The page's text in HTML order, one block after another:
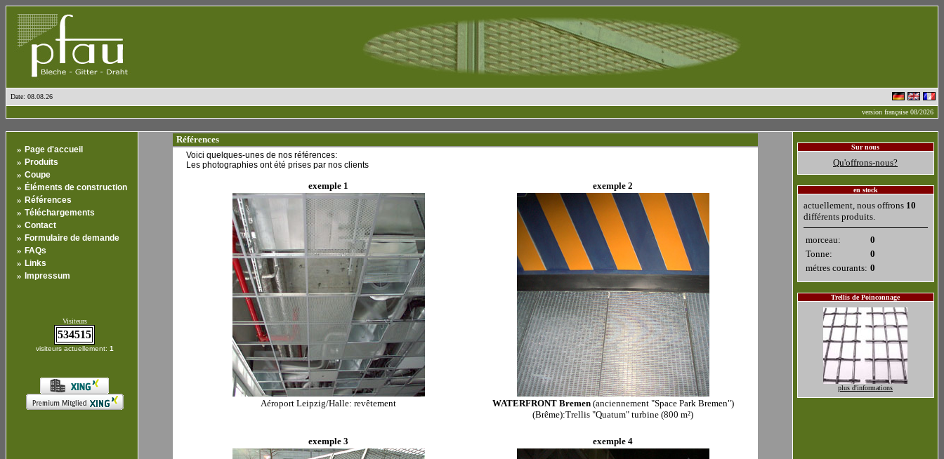
Date: 08.08.26
version française 08/2026
» Page d'accueil
» Produits
» Coupe
» Éléments de construction
» Références
» Téléchargements
» Contact
» Formulaire de demande
» FAQs
» Links
» Impressum
Visiteurs
534515
visiteurs actuellement: 1
Références
Voici quelques-unes de nos références:
Les photographies ont été prises par nos clients
exemple 1 exemple 2
Aéroport Leipzig/Halle: revêtement WATERFRONT Bremen(anciennement "Space Park Bremen")
(Brême):Trellis "Quatum" turbine (800 m²)
exemple 3 exemple 4
Sur nous
Qu'offrons-nous?
en stock
actuellement, nous offrons 10
différents produits.
morceau:
0
Tonne:
0
métres courants: 0
Trellis de Poinconnage
plus d'informations